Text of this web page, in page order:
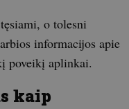
o tolesni
informacijos apie
poveikį aplinkai.
kaip